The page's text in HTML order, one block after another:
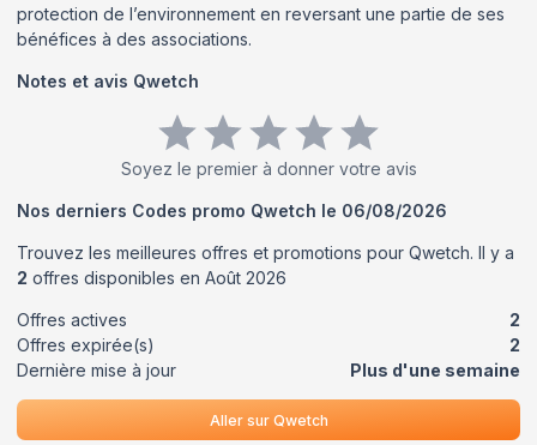
protection de l’environnement en reversant une partie de ses
bénéfices à des associations.
Notes et avis Qwetch
Soyez le premier à donner votre avis
Nos derniers Codes promo Qwetch le 06/08/2026
Trouvez les meilleures offres et promotions pour Qwetch. Il y a
2 offres disponibles en Août 2026
Offres actives
2
Offres expirée(s)
2
Dernière mise à jour
Plus d'une semaine
Aller sur Qwetch